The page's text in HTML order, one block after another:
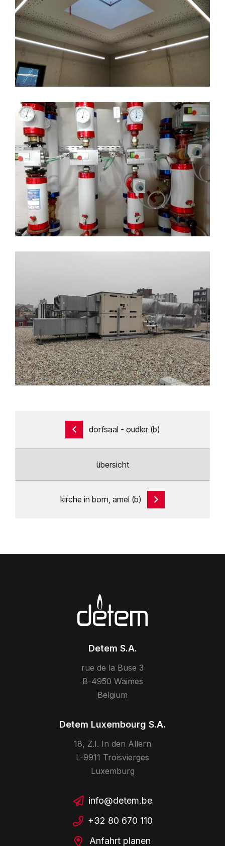
dorfsaal - oudler (b)
übersicht
kirche in born, amel (b)
Detem S.A.
rue de la Buse 3
B-4950 Waimes
Belgium
Detem Luxembourg S.A.
18, Z.I. In den Allern
L-9911 Troisvierges
Luxemburg
info@detem.be
+32 80 670 110
Anfahrt planen